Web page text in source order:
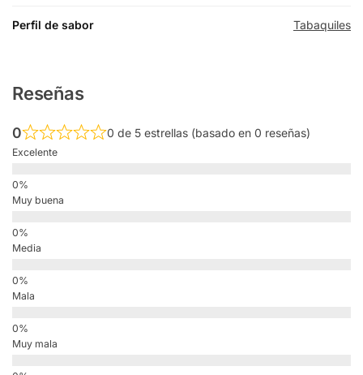
Perfil de sabor Tabaquiles
Reseñas
0 0 de 5 estrellas (basado en 0 reseñas)
Excelente
Muy buena
Media
Mala
Muy mala